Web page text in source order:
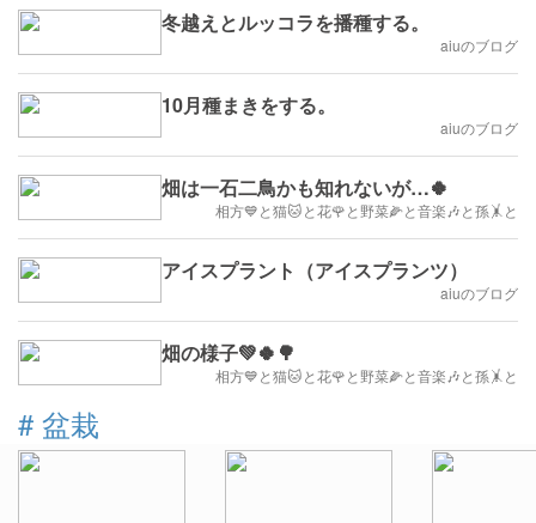
冬越えとルッコラを播種する。
aiuのブログ
10月種まきをする。
aiuのブログ
畑は一石二鳥かも知れないが…🍀
相方💙と猫🐱と花🌹と野菜🌽と音楽🎶と孫🤸と
アイスプラント（アイスプランツ）
aiuのブログ
畑の様子💚🍀🌳
相方💙と猫🐱と花🌹と野菜🌽と音楽🎶と孫🤸と
# 盆栽